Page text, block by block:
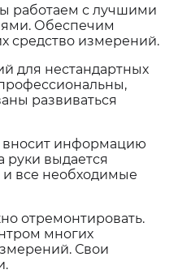
работаем с лучшими
Обеспечим
средство измерений.
для нестандартных
развиваться
вносит информацию
выдается
и все необходимые
отремонтировать.
многих
Свои